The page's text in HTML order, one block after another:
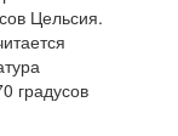
Цельсия.
градусов